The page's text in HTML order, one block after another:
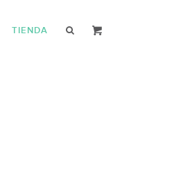
TIENDA